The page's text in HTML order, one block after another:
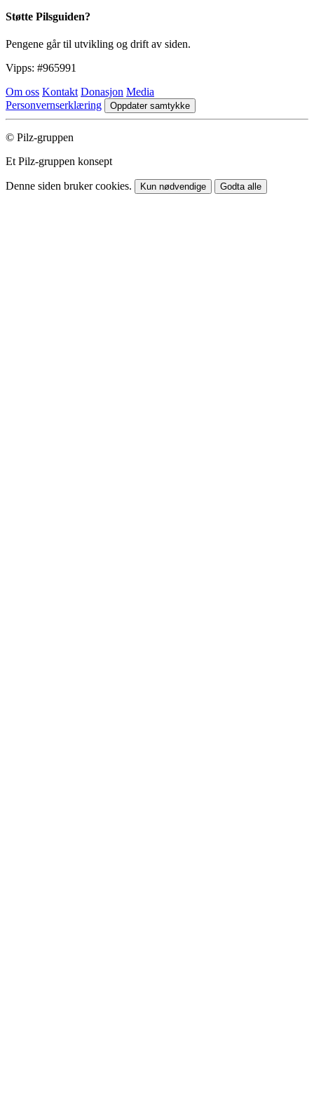
Støtte Pilsguiden?
Pengene går til utvikling og drift av siden.
Vipps: #965991
Om oss Kontakt Donasjon Media
Personvernserklæring
Oppdater samtykke
© Pilz-gruppen
Et Pilz-gruppen konsept
Denne siden bruker cookies. Kun nødvendige Godta alle